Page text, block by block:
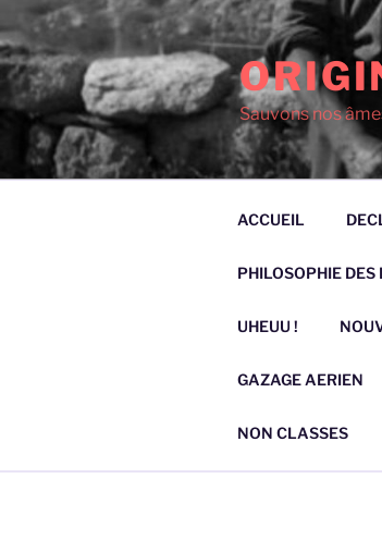
au
contenu
principal
Sauvons nos
ACCUEIL
PHILOSOPHIE DES
UHEUU !
GAZAGE AERIEN
NON CLASSES